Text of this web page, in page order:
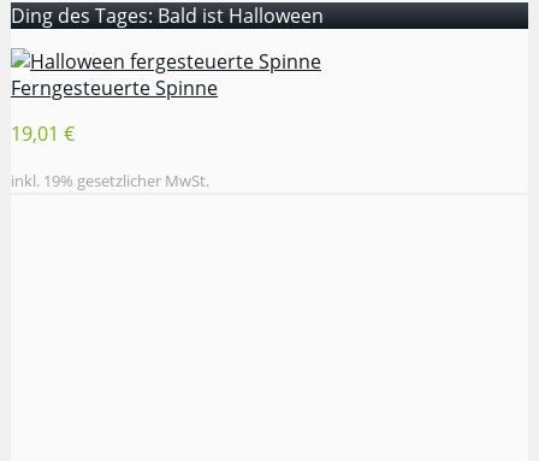
Ding des Tages: Bald ist Halloween
Ferngesteuerte Spinne
19,01 €
inkl. 19% gesetzlicher MwSt.